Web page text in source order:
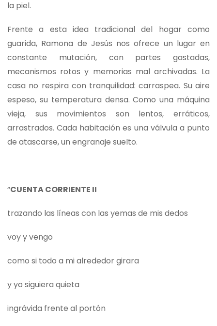
la piel.
Frente a esta idea tradicional del hogar como
guarida, Ramona de Jesús nos ofrece un lugar en
constante mutación, con partes gastadas,
mecanismos rotos y memorias mal archivadas. La
casa no respira con tranquilidad: carraspea. Su aire
espeso, su temperatura densa. Como una máquina
vieja, sus movimientos son lentos, erráticos,
arrastrados. Cada habitación es una válvula a punto
de atascarse, un engranaje suelto.
“CUENTA CORRIENTE II
trazando las líneas con las yemas de mis dedos
voy y vengo
como si todo a mi alrededor girara
y yo siguiera quieta
ingrávida frente al portón